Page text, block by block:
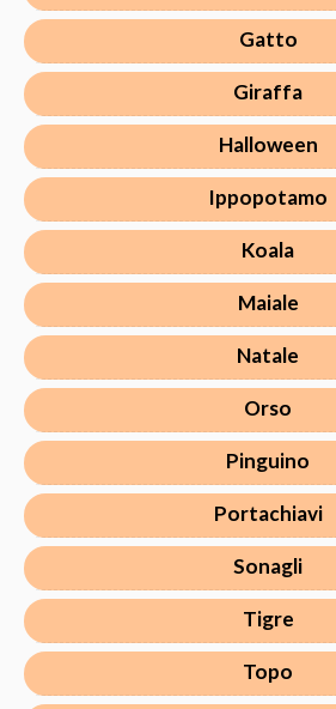
Gatto
Giraffa
Halloween
Ippopotamo
Koala
Maiale
Natale
Orso
Pinguino
Portachiavi
Sonagli
Tigre
Topo